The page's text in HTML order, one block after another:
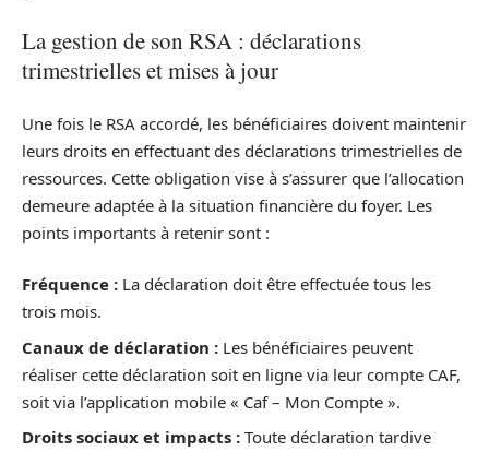
La gestion de son RSA : déclarations
trimestrielles et mises à jour
Une fois le RSA accordé, les bénéficiaires doivent maintenir
leurs droits en effectuant des déclarations trimestrielles de
ressources. Cette obligation vise à s’assurer que l’allocation
demeure adaptée à la situation financière du foyer. Les
points importants à retenir sont :
Fréquence : La déclaration doit être effectuée tous les
trois mois.
Canaux de déclaration : Les bénéficiaires peuvent
réaliser cette déclaration soit en ligne via leur compte CAF,
soit via l’application mobile « Caf – Mon Compte ».
Droits sociaux et impacts : Toute déclaration tardive